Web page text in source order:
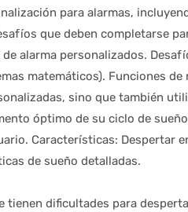
para alarmas,
que deben completarse
alarma personalizados.
matemáticos). Funciones
sino que también
óptimo de su ciclo de
Características: Despertar
de sueño detalladas.
tienen dificultades para